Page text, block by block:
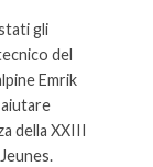
gli
del
Emrik
della XXIII